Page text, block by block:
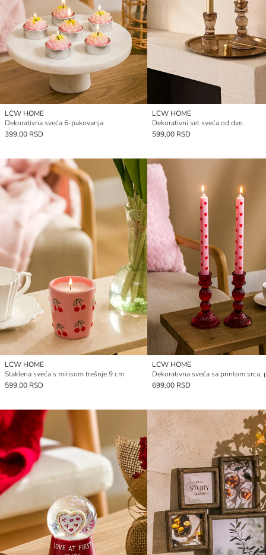
LCW HOME
Dekorativna sveća 6-pakovanja
399,00 RSD
LCW HOME
Dekorativni set sveća od dve.
599,00 RSD
LCW HOME
Staklena sveća s mirisom trešnje 9 cm
599,00 RSD
LCW HOME
699,00 RSD